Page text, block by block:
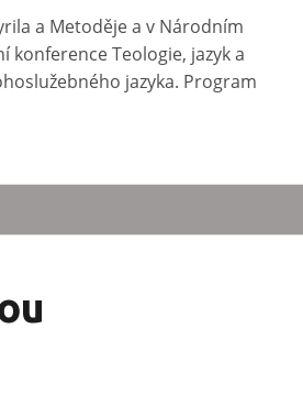
a Metoděje a v Národním
Teologie, jazyk a
jazyka. Program